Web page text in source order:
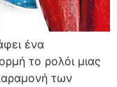
ένα
το ρολόι μιας
των